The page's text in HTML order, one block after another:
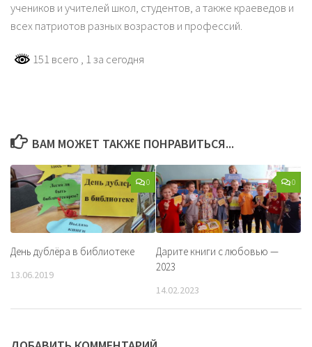
учеников и учителей школ, студентов, а также краеведов и
всех патриотов разных возрастов и профессий.
151 всего , 1 за сегодня
ВАМ МОЖЕТ ТАКЖЕ ПОНРАВИТЬСЯ...
0
День дублёра в библиотеке
13.06.2019
0
Дарите книги с любовью —
2023
14.02.2023